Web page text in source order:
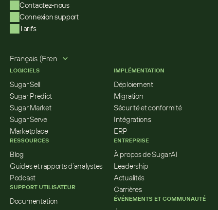
Contactez-nous
Connexion support
Tarifs
Français (French)
LOGICIELS
Sugar Sell
Sugar Predict
Sugar Market
Sugar Serve
Marketplace
RESSOURCES
Blog
Guides et rapports d’analystes
Podcast
SUPPORT UTILISATEUR
Documentation
IMPLÉMENTATION
Déploiement
Migration
Sécurité et conformité
Intégrations
ERP
ENTREPRISE
À propos de SugarAI
Leadership
Actualités
Carrières
ÉVÉNEMENTS ET COMMUNAUTÉ